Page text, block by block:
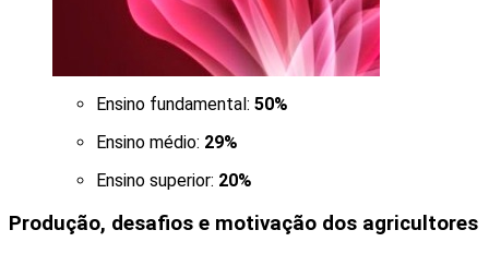
Ensino fundamental: 50%
Ensino médio: 29%
Ensino superior: 20%
Produção, desafios e motivação dos agricultores